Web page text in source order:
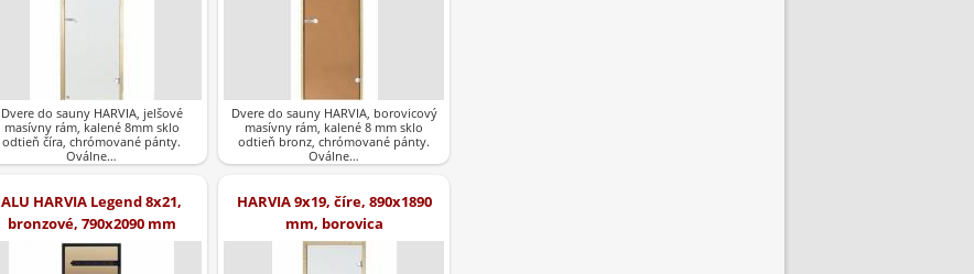
Dvere do sauny HARVIA, jelšové
masívny rám, kalené 8mm sklo
odtieň číra, chrómované pánty.
Oválne…
Dvere do sauny HARVIA, borovicový
masívny rám, kalené 8 mm sklo
odtieň bronz, chrómované pánty.
Oválne…
ALU HARVIA Legend 8x21,
bronzové, 790x2090 mm
HARVIA 9x19, číre, 890x1890
mm, borovica